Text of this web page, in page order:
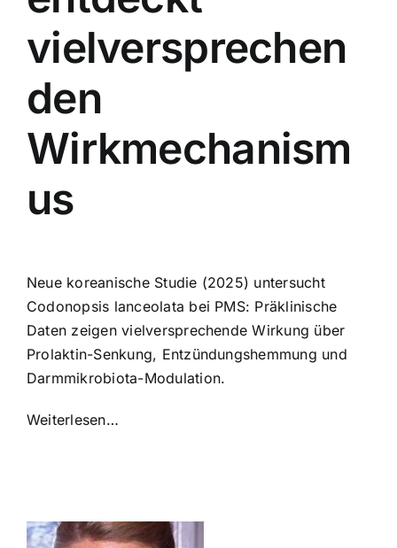
vielversprechen
den
Wirkmechanism
us
Neue koreanische Studie (2025) untersucht
Codonopsis lanceolata bei PMS: Präklinische
Daten zeigen vielversprechende Wirkung über
Prolaktin-Senkung, Entzündungshemmung und
Darmmikrobiota-Modulation.
Weiterlesen…